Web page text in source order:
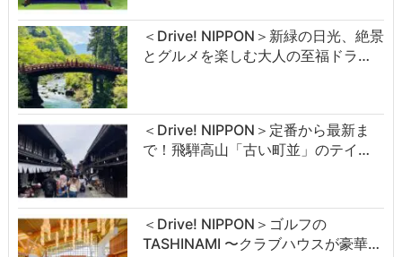
＜Drive! NIPPON＞新緑の日光、絶景
とグルメを楽しむ大人の至福ドラ…
＜Drive! NIPPON＞定番から最新ま
で！飛騨高山「古い町並」のテイ…
＜Drive! NIPPON＞ゴルフの
TASHINAMI 〜クラブハウスが豪華…